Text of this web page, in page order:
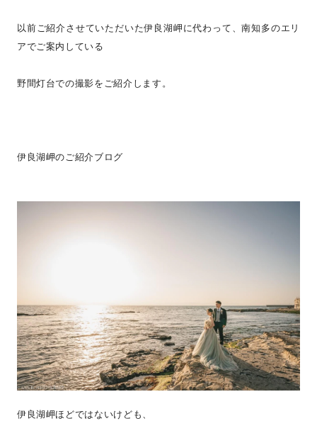
以前ご紹介させていただいた伊良湖岬に代わって、南知多のエリ
アでご案内している
野間灯台での撮影をご紹介します。
伊良湖岬のご紹介ブログ
伊良湖岬ほどではないけども、